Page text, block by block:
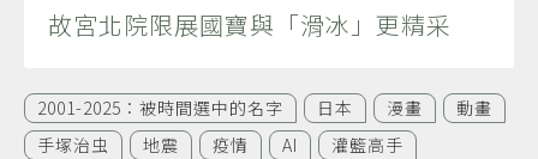
故宮北院限展國寶與「滑冰」更精采
2001-2025：被時間選中的名字 日本 漫畫
動畫
手塚治虫
地震 疫情 AI
灌籃高手